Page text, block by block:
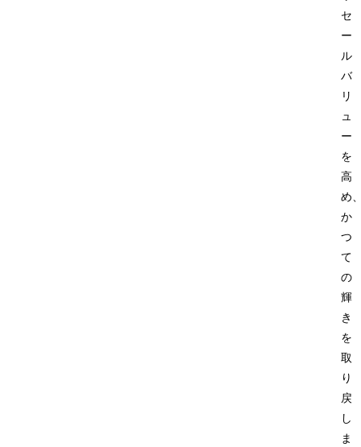
セ
ー
ル
バ
リ
ュ
ー
を
高
め
か
つ
て
の
輝
き
を
取
り
戻
し
ま